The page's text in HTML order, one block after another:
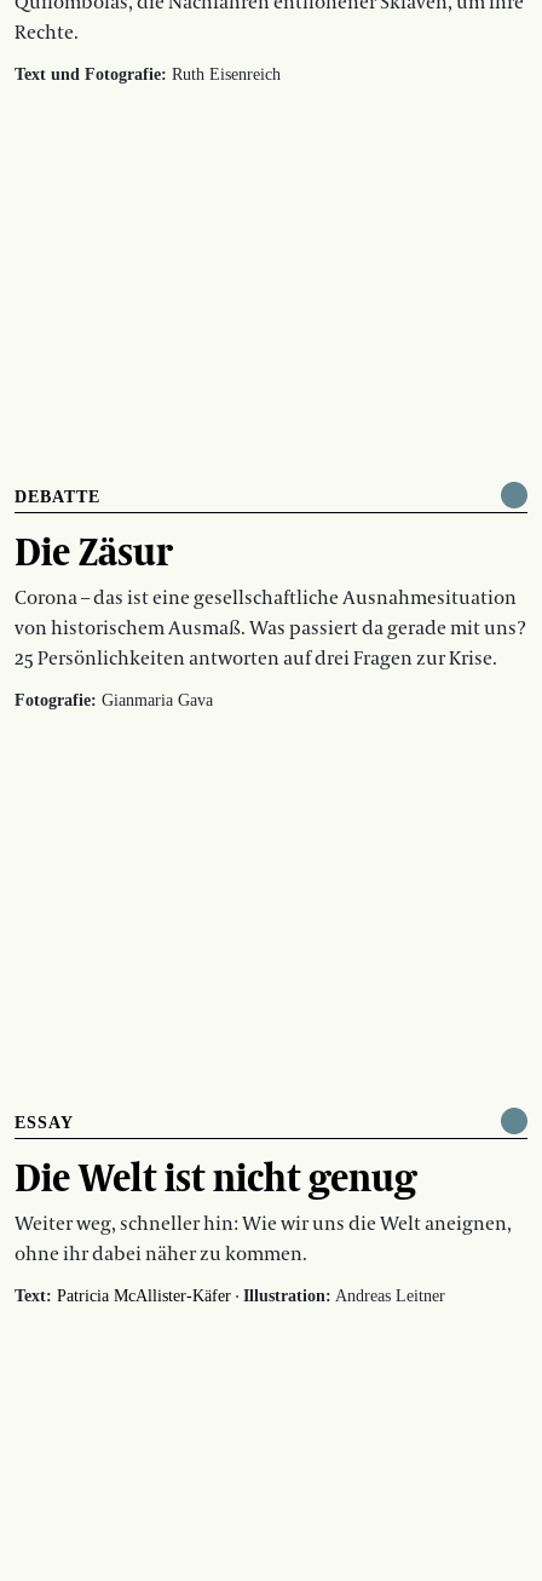
Rechte.
Text und Fotografie: Ruth Eisenreich
DEBATTE
Die Zäsur
Corona – das ist eine gesellschaftliche Ausnahmesituation
von historischem Ausmaß. Was passiert da gerade mit uns?
25 Persönlichkeiten antworten auf drei Fragen zur Krise.
Fotografie: Gianmaria Gava
ESSAY
Die Welt ist nicht genug
Weiter weg, schneller hin: Wie wir uns die Welt aneignen,
ohne ihr dabei näher zu kommen.
Text: Patricia McAllister-Käfer · Illustration: Andreas Leitner